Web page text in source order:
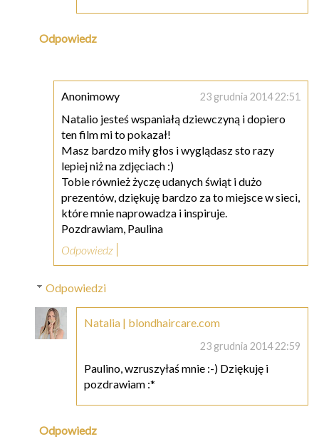
Odpowiedz
Anonimowy 23 grudnia 2014 22:51
Natalio jesteś wspaniałą dziewczyną i dopiero
ten film mi to pokazał!
Masz bardzo miły głos i wyglądasz sto razy
lepiej niż na zdjęciach :)
Tobie również życzę udanych świąt i dużo
prezentów, dziękuję bardzo za to miejsce w sieci,
które mnie naprowadza i inspiruje.
Pozdrawiam, Paulina
Odpowiedz
Odpowiedzi
Natalia | blondhaircare.com
23 grudnia 2014 22:59
Paulino, wzruszyłaś mnie :-) Dziękuję i
pozdrawiam :*
Odpowiedz